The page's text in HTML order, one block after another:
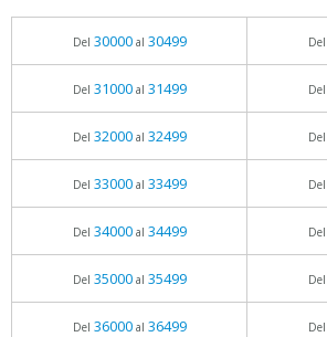
Del 30000al 30499 Del
Del 31000al 31499 Del
Del 32000al 32499 Del
Del 33000al 33499 Del
Del 34000al 34499 Del
Del 35000al 35499 Del
Del 36000al 36499 Del